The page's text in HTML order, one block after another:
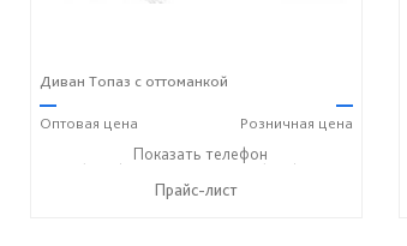
Диван Топаз с оттоманкой
—
Оптовая цена
—
Розничная цена
+7 (3812) 90-27-89 ☎+7 (800) 600-72-93
Показать телефон
Прайс-лист